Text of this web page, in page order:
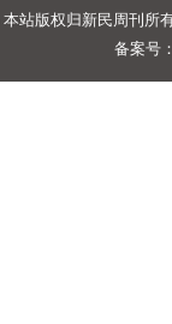
本站版权归新民周刊所
备案号